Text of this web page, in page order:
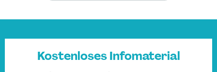
Kostenloses Infomaterial